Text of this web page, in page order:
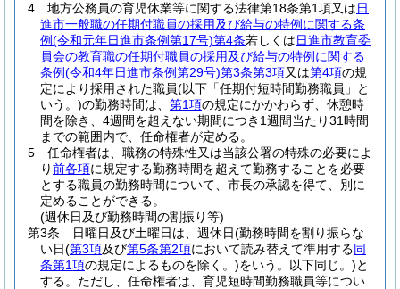
4
地方公務員の育児休業等に関する法律第18条第1項又は日
進市一般職の任期付職員の採用及び給与の特例に関する条
例(令和元年日進市条例第17号)第4条若しくは日進市教育委
員会の教育職の任期付職員の採用及び給与の特例に関する
条例(令和4年日進市条例第29号)第3条第3項又は第4項の規
定により採用された職員(以下「任期付短時間勤務職員」と
いう。)の勤務時間は、 第1項の規定にかかわらず、休憩時
間を除き、4週間を超えない期間につき1週間当たり31時間
までの範囲内で、任命権者が定める。
5
任命権者は、職務の特殊性又は当該公署の特殊の必要によ
り前各項に規定する勤務時間を超えて勤務することを必要
とする職員の勤務時間について、市長の承認を得て、別に
定めることができる。
(週休日及び勤務時間の割振り等)
第3条
日曜日及び土曜日は、週休日(勤務時間を割り振らな
い日(第3項及び第5条第2項において読み替えて準用する同
条第1項の規定によるものを除く。)をいう。以下同じ。)と
する。 ただし、任命権者は、育児短時間勤務職員等につい